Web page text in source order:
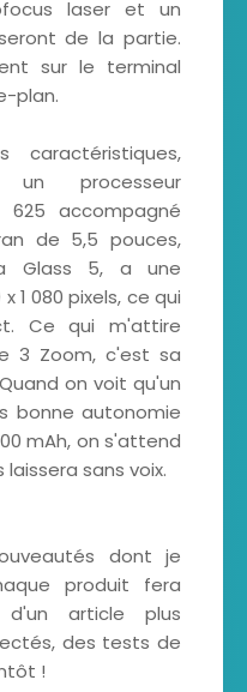
laser et un
de la partie.
sur le terminal
plan.
un processeur
625 accompagné
de 5,5 pouces,
Glass 5, a une
1 080 pixels, ce qui
Ce qui m'attire
3 Zoom, c'est sa
on voit qu'un
bonne autonomie
mAh, on s'attend
sans voix.
dont je
produit fera
d'un article plus
des tests de
!